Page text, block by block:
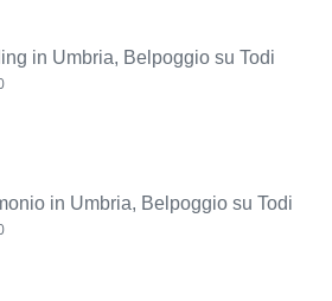
in Umbria, Belpoggio su Todi
in Umbria, Belpoggio su Todi